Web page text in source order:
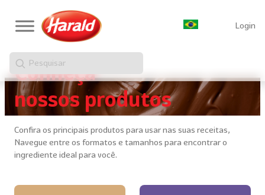
Login
Pesquisar
Conheça
nossos produtos
Confira os principais produtos para usar nas suas receitas,
Navegue entre os formatos e tamanhos para encontrar o
ingrediente ideal para você.